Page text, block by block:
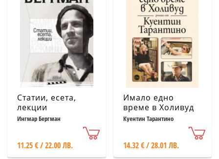
Статии, есета,
лекции
Ингмар Бергман
11.25 € / 22.00 ЛВ.
Имало едно
време в Холивуд
Куентин Тарантино
14.32 € / 28.01 ЛВ.